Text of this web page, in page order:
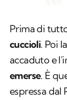
Prima di
cuccioli. Poi
accaduto e
emerse. È
espressa dal